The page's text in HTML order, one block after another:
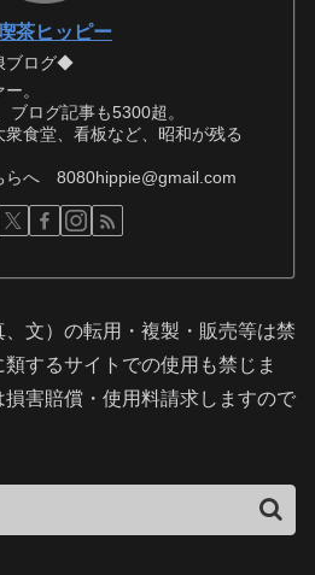
茶ヒッピー
ブログ◆
。
ログ記事も5300超。
食堂、看板など、昭和が残る
らへ 8080hippie@gmail.com
文）の転用・複製・販売等は禁
するサイトでの使用も禁じま
害賠償・使用料請求しますので